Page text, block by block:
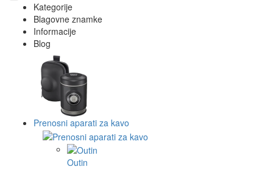
Kategorije
Blagovne znamke
Informacije
Blog
Prenosni aparati za kavo
Outin